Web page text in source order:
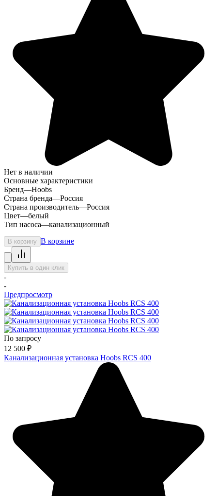
Нет в наличии
Основные характеристики
Бренд—Hoobs
Страна бренда—Россия
Страна производитель—Россия
Цвет—белый
Тип насоса—канализационный
В корзину В корзине
Купить в один клик
-
-
Предпросмотр
По запросу
12 500 ₽
Канализационная установка Hoobs RCS 400